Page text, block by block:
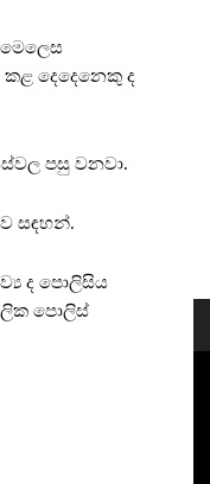
දෙදෙනෙකු ද
පසු වනවා.
සඳහන්.
ද පොලිසිය
පොලිස්